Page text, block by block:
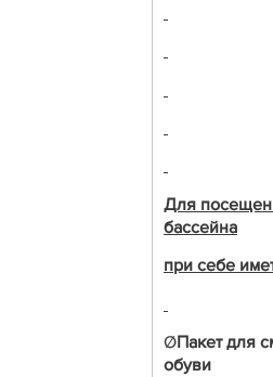
Для
бассейна
при себе
ØПакет для
обуви